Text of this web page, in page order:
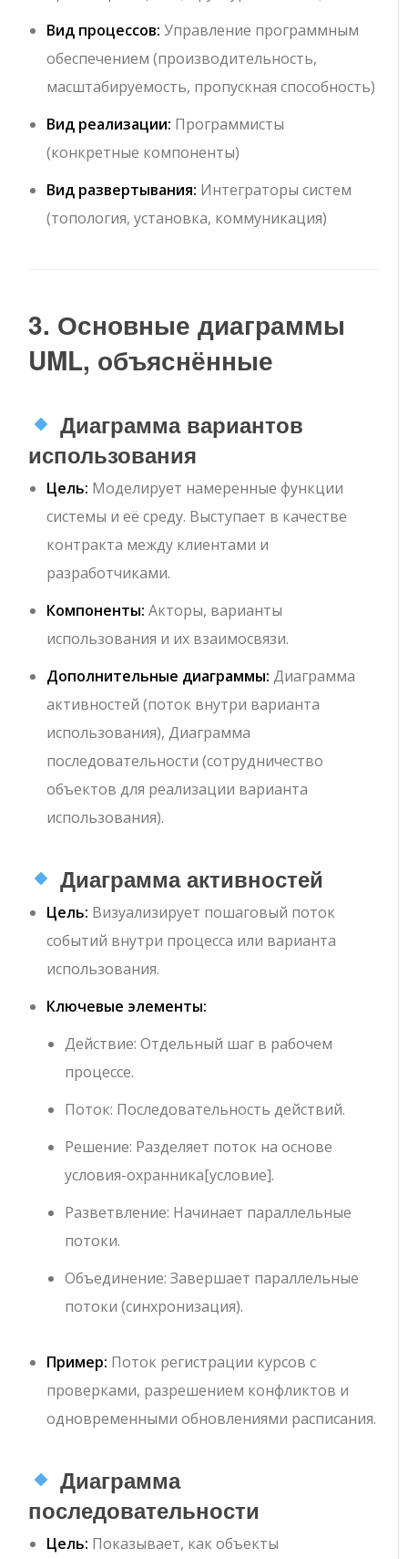
Вид процессов: Управление программным
обеспечением (производительность,
масштабируемость, пропускная способность)
Вид реализации: Программисты
(конкретные компоненты)
Вид развертывания: Интеграторы систем
(топология, установка, коммуникация)
3. Основные диаграммы
UML, объяснённые
Диаграмма вариантов
использования
Цель: Моделирует намеренные функции
системы и её среду. Выступает в качестве
контракта между клиентами и
разработчиками.
Компоненты: Акторы, варианты
использования и их взаимосвязи.
Дополнительные диаграммы: Диаграмма
активностей (поток внутри варианта
использования), Диаграмма
последовательности (сотрудничество
объектов для реализации варианта
использования).
Диаграмма активностей
Цель: Визуализирует пошаговый поток
событий внутри процесса или варианта
использования.
Ключевые элементы:
Действие: Отдельный шаг в рабочем
процессе.
Поток: Последовательность действий.
Решение: Разделяет поток на основе
условия-охранника[условие].
Разветвление: Начинает параллельные
потоки.
Объединение: Завершает параллельные
потоки (синхронизация).
Пример: Поток регистрации курсов с
проверками, разрешением конфликтов и
одновременными обновлениями расписания.
Диаграмма
последовательности
Цель: Показывает, как объекты